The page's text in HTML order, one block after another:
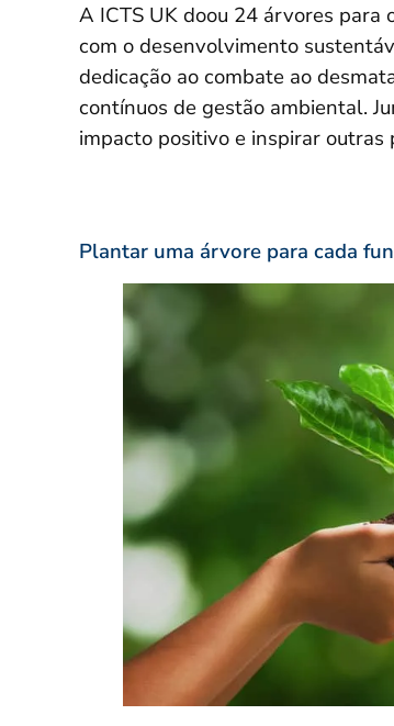
A ICTS UK doou 24 árvores para
com o desenvolvimento
dedicação ao combate ao
contínuos de gestão ambiental.
impacto positivo e inspirar outras
Plantar uma árvore para cada